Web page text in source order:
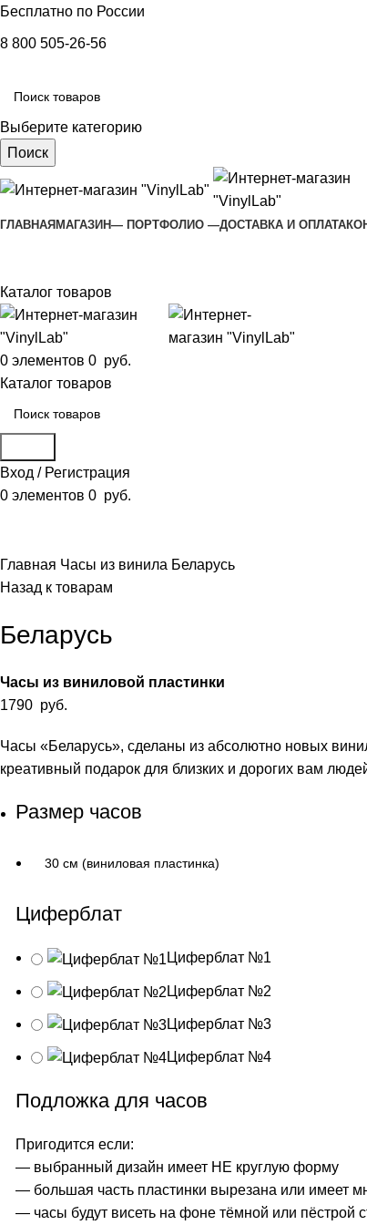
Бесплатно по России
8 800 505-26-56
Выберите категорию
Поиск
ГЛАВНАЯ МАГАЗИН— ПОРТФОЛИО —ДОСТАВКА И ОПЛАТА
Каталог товаров
0 элементов 0 руб.
Каталог товаров
Вход / Регистрация
0 элементов 0 руб.
Главная Часы из винила Беларусь
Назад к товарам
Беларусь
Часы из виниловой пластинки
1790 руб.
Часы «Беларусь», сделаны из абсолютно новых
креативный подарок для близких и дорогих вам
Размер часов
Циферблат
Циферблат №1
Циферблат №2
Циферблат №3
Циферблат №4
Подложка для часов
Пригодится если:
— выбранный дизайн имеет НЕ круглую форму
— большая часть пластинки вырезана или имеет
— часы будут висеть на фоне тёмной или пёстрой